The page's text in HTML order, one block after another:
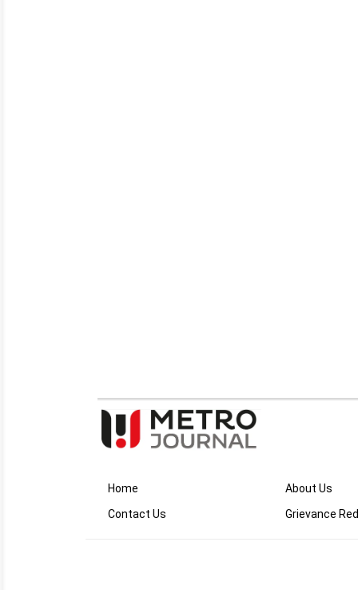
Home About Us
Contact Us
Grievance